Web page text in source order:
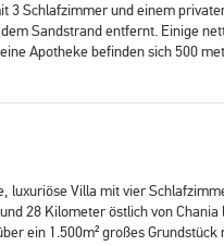
3 Schlafzimmer und einem
Sandstrand entfernt. Einige
Apotheke befinden sich 500
luxuriöse Villa mit vier
28 Kilometer östlich von
ein 1.500m² großes Grundstück